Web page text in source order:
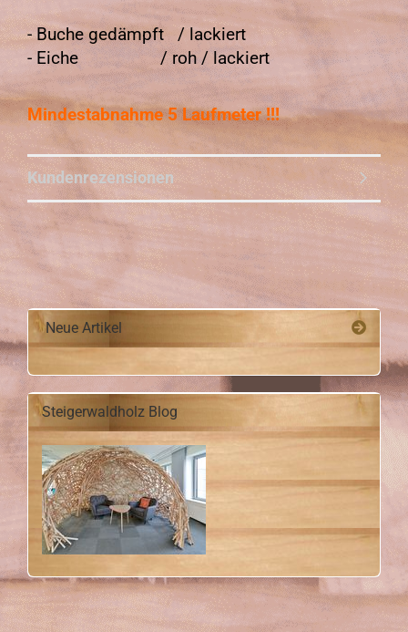
- Buche gedämpft / lackiert
- Eiche / roh / lackiert
Mindestabnahme 5 Laufmeter !!!
Kundenrezensionen
Neue Artikel
Steigerwaldholz Blog